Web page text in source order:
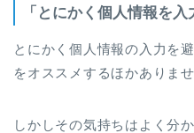
「とにかく個人情報を
とにかく個人情報の入力を
をオススメするほかありませ
しかしその気持ちはよく分